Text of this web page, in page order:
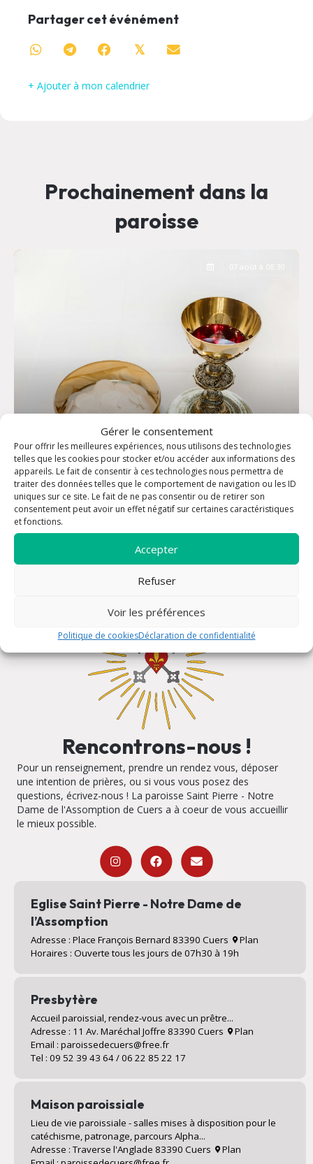
Gérer le consentement
Pour offrir les meilleures expériences, nous utilisons des technologies
telles que les cookies pour stocker et/ou accéder aux informations des
appareils. Le fait de consentir à ces technologies nous permettra de
traiter des données telles que le comportement de navigation ou les ID
uniques sur ce site. Le fait de ne pas consentir ou de retirer son
consentement peut avoir un effet négatif sur certaines caractéristiques
et fonctions.
Accepter
Refuser
Voir les préférences
Politique de cookiesDéclaration de confidentialité
Partager cet événément
𝕏
+ Ajouter à mon calendrier
Prochainement dans la
paroisse
Messe de semaine 08h30
Rencontrons-nous !
Pour un renseignement, prendre un rendez vous, déposer
une intention de prières, ou si vous vous posez des
questions, écrivez-nous ! La paroisse Saint Pierre - Notre
Dame de l'Assomption de Cuers a à coeur de vous accueillir
le mieux possible.
Eglise Saint Pierre - Notre Dame de
l’Assomption
Adresse : Place François Bernard 83390 Cuers
Plan
Horaires : Ouverte tous les jours de 07h30 à 19h
Presbytère
Accueil paroissial, rendez-vous avec un prêtre...
Adresse : 11 Av. Maréchal Joffre 83390 Cuers
Plan
Email : paroissedecuers@free.fr
Tel : 09 52 39 43 64 / 06 22 85 22 17
Maison paroissiale
Lieu de vie paroissiale - salles mises à disposition pour le
catéchisme, patronage, parcours Alpha...
Adresse : Traverse l'Anglade 83390 Cuers
Plan